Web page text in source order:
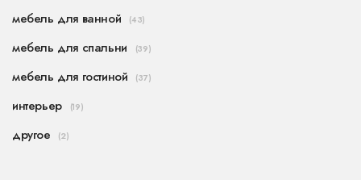
мебель для ванной (43)
мебель для спальни (39)
мебель для гостиной (37)
интерьер (19)
другое (2)